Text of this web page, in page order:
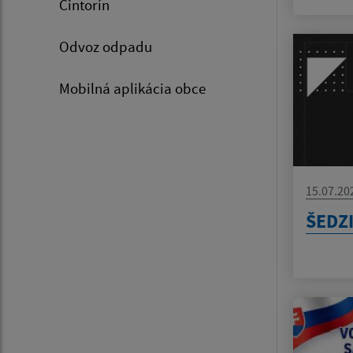
Cintorín
Odvoz odpadu
Mobilná aplikácia obce